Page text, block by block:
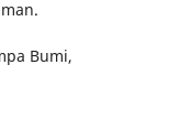
Bumi,